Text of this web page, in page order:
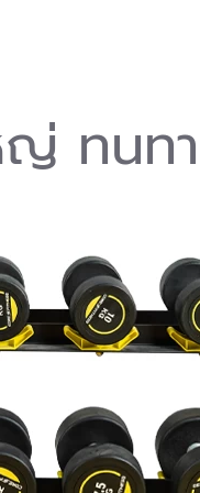
ญ่ ทนท